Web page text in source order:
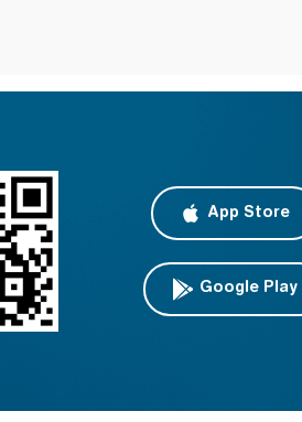
App Store
Google Play